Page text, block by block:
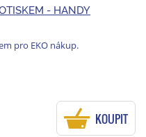
- HANDY
pro EKO nákup.
KOUPIT